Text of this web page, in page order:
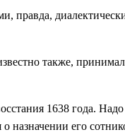
правда,
также,
1638 года.
назначении его